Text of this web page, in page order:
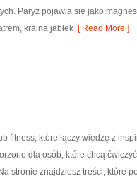
Paryż pojawia się jako
kraina jabłek [ Read More ]
fitness, które łączy wiedzę z
dla osób, które chcą
stronie znajdziesz treści, które